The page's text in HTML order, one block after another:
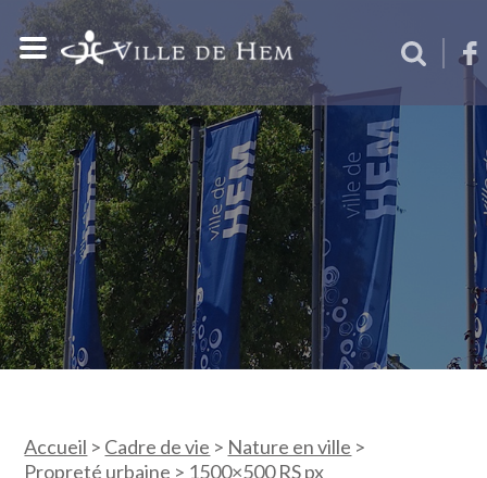
Accueil > Cadre de vie > Nature en ville >
Propreté urbaine > 1500×500 RS px